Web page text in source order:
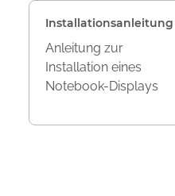
Installationsanleitung
Anleitung zur
Installation eines
Notebook-Displays